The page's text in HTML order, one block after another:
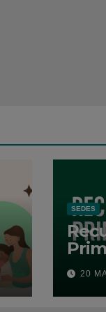
SEDES
2026
20